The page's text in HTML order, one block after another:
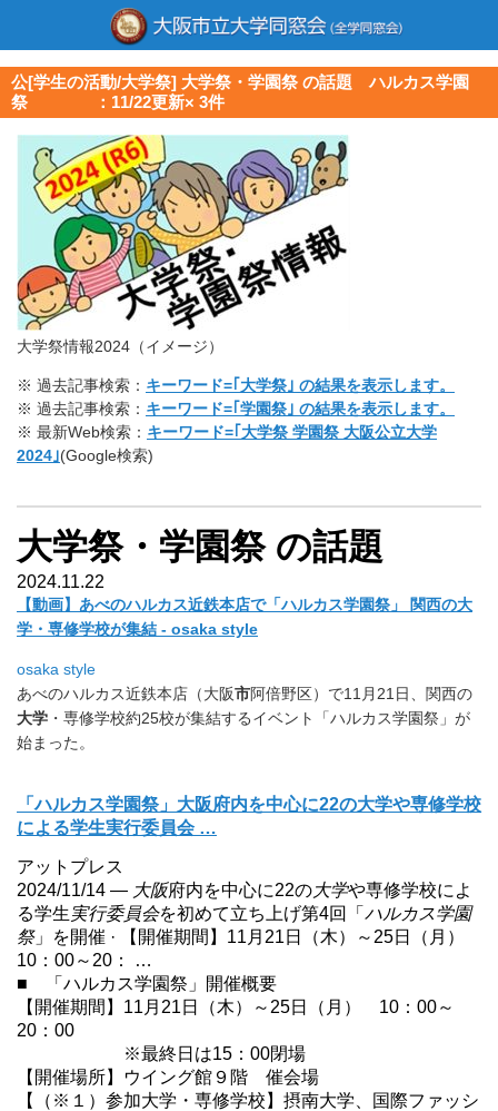
公[学生の活動/大学祭] 大学祭・学園祭 の話題 ハルカス学園
祭 ：11/22更新× 3件
大学祭情報2024（イメージ）
※ 過去記事検索： キーワード=｢大学祭｣ の結果を表示します。
※ 過去記事検索： キーワード=｢学園祭｣ の結果を表示します。
※ 最新Web検索： キーワード=｢大学祭 学園祭 大阪公立大学
2024｣(Google検索)
大学祭・学園祭 の話題
2024.11.22
【動画】あべのハルカス近鉄本店で「ハルカス学園祭」 関西の大
学・専修学校が集結 - osaka style
osaka style
あべのハルカス近鉄本店（大阪市阿倍野区）で11月21日、 関西の
大学 ・専修学校約25校が集結するイベント「ハルカス学園祭」が
始まった。
「ハルカス学園祭」大阪府内を中心に22の大学や専修学校
による学生実行委員会 …
アットプレス
2024/11/14 — 大阪府内を中心に22の大学や専修学校によ
る学生実行委員会を初めて立ち上げ第4回「 ハルカス学園
祭」を開催 · 【開催期間】11月21日（木）～25日（月）
10：00～20： …
■ 「ハルカス学園祭」開催概要
【開催期間】11月21日（木）～25日（月） 10：00～
20：00
※最終日は15：00閉場
【開催場所】ウイング館９階 催会場
【（※１）参加大学・専修学校】摂南大学、国際ファッシ